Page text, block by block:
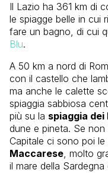
Il Lazio ha 361 km di
le spiagge belle in cui
fare un bagno, di cui
Blu.
A 50 km a nord di
con il castello che
ma anche le calette
spiaggia sabbiosa
più su la spiaggia dei
dune e pineta. Se
Capitale ci sono poi le
Maccarese, molto
il mare della Sardegna